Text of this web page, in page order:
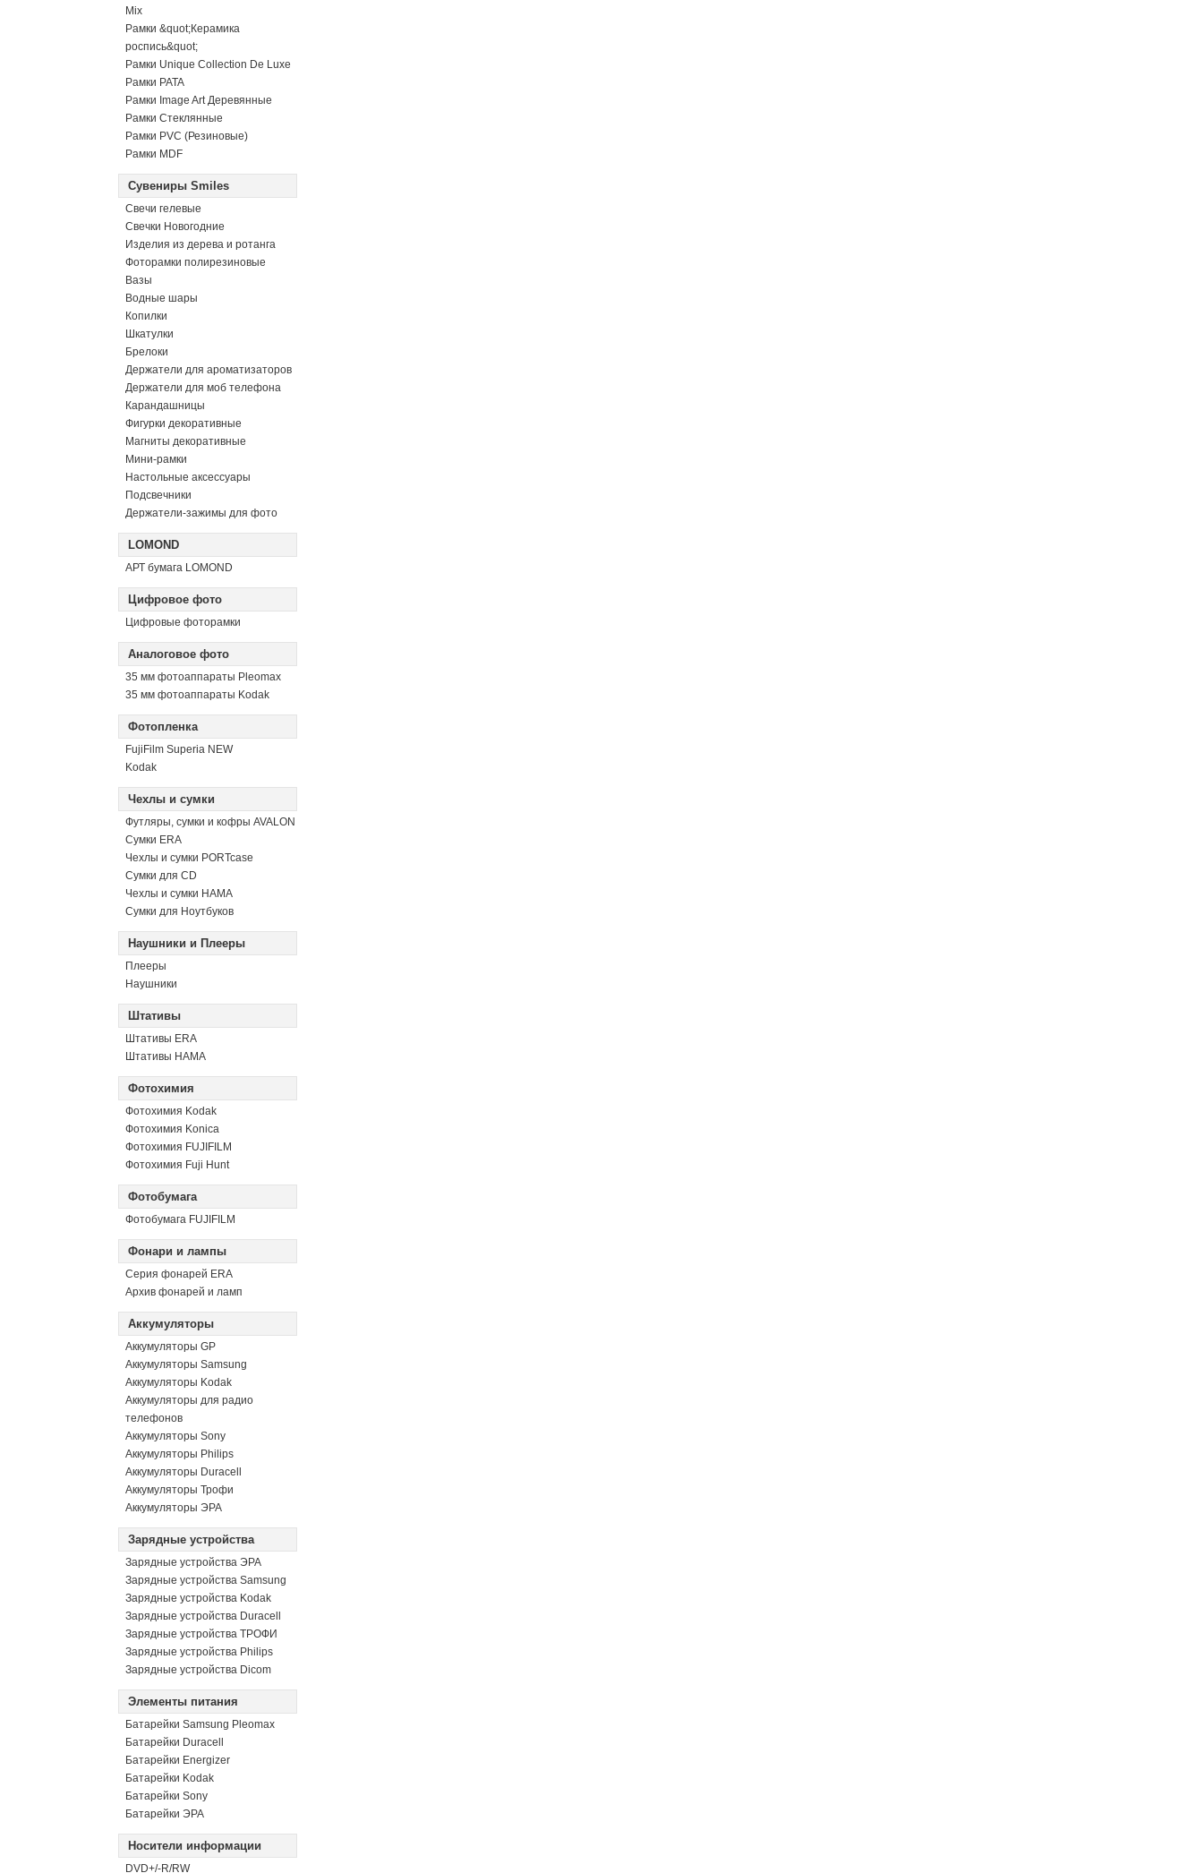
Mix
Рамки &quot;Керамика
роспись&quot;
Рамки Unique Collection De Luxe
Рамки PATA
Рамки Image Art Деревянные
Рамки Стеклянные
Рамки PVC (Резиновые)
Рамки MDF
Сувениры Smiles
Свечи гелевые
Свечки Новогодние
Изделия из дерева и ротанга
Фоторамки полирезиновые
Вазы
Водные шары
Копилки
Шкатулки
Брелоки
Держатели для ароматизаторов
Держатели для моб телефона
Карандашницы
Фигурки декоративные
Магниты декоративные
Мини-рамки
Настольные аксессуары
Подсвечники
Держатели-зажимы для фото
LOMOND
АРТ бумага LOMOND
Цифровое фото
Цифровые фоторамки
Аналоговое фото
35 мм фотоаппараты Pleomax
35 мм фотоаппараты Kodak
Фотопленка
FujiFilm Superia NEW
Kodak
Чехлы и сумки
Футляры, сумки и кофры AVALON
Сумки ERA
Чехлы и сумки PORTcase
Сумки для CD
Чехлы и сумки HAMA
Сумки для Ноутбуков
Наушники и Плееры
Плееры
Наушники
Штативы
Штативы ERA
Штативы HAMA
Фотохимия
Фотохимия Kodak
Фотохимия Konica
Фотохимия FUJIFILM
Фотохимия Fuji Hunt
Фотобумага
Фотобумага FUJIFILM
Фонари и лампы
Серия фонарей ERA
Архив фонарей и ламп
Аккумуляторы
Аккумуляторы GP
Аккумуляторы Samsung
Аккумуляторы Kodak
Аккумуляторы для радио
телефонов
Аккумуляторы Sony
Аккумуляторы Philips
Аккумуляторы Duracell
Аккумуляторы Трофи
Аккумуляторы ЭРА
Зарядные устройства
Зарядные устройства ЭРА
Зарядные устройства Samsung
Зарядные устройства Kodak
Зарядные устройства Duracell
Зарядные устройства ТРОФИ
Зарядные устройства Philips
Зарядные устройства Dicom
Элементы питания
Батарейки Samsung Pleomax
Батарейки Duracell
Батарейки Energizer
Батарейки Kodak
Батарейки Sony
Батарейки ЭРА
Носители информации
DVD+/-R/RW